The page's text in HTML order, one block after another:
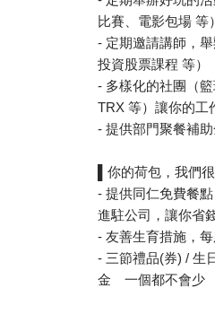
比賽、電影包場 等）
- 定期邀請講師，
投資股票課程 等）
- 多樣化的社團（
TRX 等）讓你的工
- 提供部門聚餐補
▌你的荷包，我們
- 提供同仁免費餐
進駐公司，讓你省
- 友善生育措施，
- 三節禮品(券) / 生
金 一個都不會少